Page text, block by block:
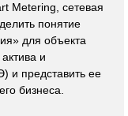
Metering, сетевая
понятие
для объекта
и
и представить ее
бизнеса.